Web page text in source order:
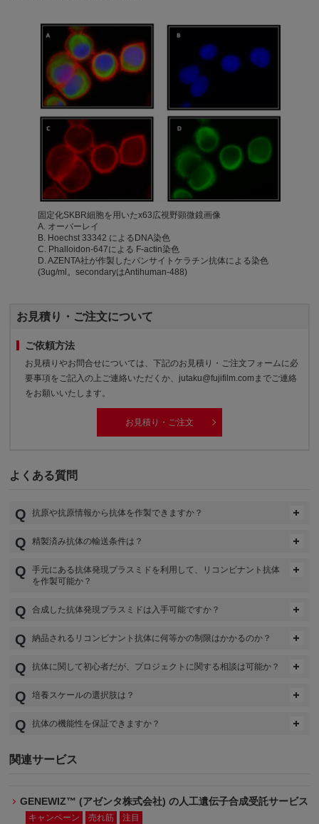
固定化SKBR細胞を用いたx63広視野顕微鏡画像
A. オーバーレイ
B. Hoechst 33342 によるDNA染色
C. Phalloidon-647による F-actin染色
D. AZENTA社が作製したパンサイトケラチン抗体による染色
(3ug/ml。secondaryはAntihuman-488)
お見積り・ご注文について
ご依頼方法
お見積りやお問合せについては、下記のお見積り・ご注文フォームに必
要事項をご記入の上ご連絡いただくか、jutaku@fujifilm.comまでご連絡
をお願いいたします。
お見積り・ご注文
よくある質問
抗原や抗原情報から抗体を作製できますか？
精製済み抗体の輸送条件は？
手元にある抗体発現プラスミドを利用して、リコンビナント抗体
を作製可能か？
合成した抗体発現プラスミドは入手可能ですか？
納品されるリコンビナント抗体に何等かの制限はかかるのか？
抗体に関して初心者だが、プロジェクトに関する相談は可能か？
培養スケールの選択肢は？
抗体の機能性を保証できますか？
関連サービス
GENEWIZ™ (アゼンタ株式会社) の人工遺伝子合成受託サービス
キャンペーン 売れ筋 注目